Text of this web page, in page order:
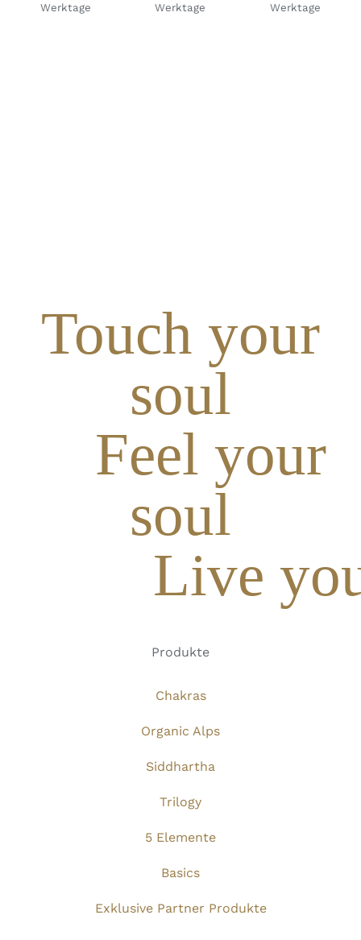
Werktage
Werktage
Werktage
Touch your
soul
Feel your
soul
Live
Produkte
Chakras
Organic Alps
Siddhartha
Trilogy
5 Elemente
Basics
Exklusive Partner Produkte